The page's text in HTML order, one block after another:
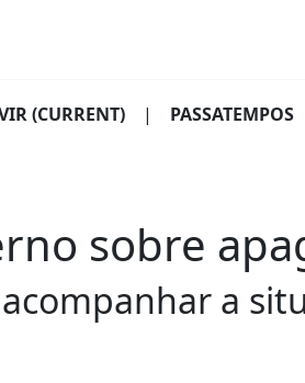
(CURRENT) | PASSATEMPOS
sobre
a